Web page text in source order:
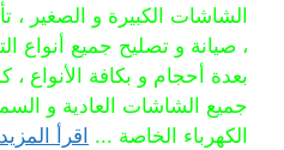
الشاشات الكبيرة و الصغير ،
، صيانة و تصليح جميع أنواع
بعدة أحجام و بكافة الأنواع ،
جميع الشاشات العادية و
الكهرباء الخاصة ... اقرأ المزيد